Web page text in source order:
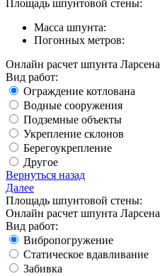
Площадь шпунтовой стены:
Масса шпунта:
Погонных метров:
Онлайн расчет шпунта Ларсена
Вид работ:
Ограждение котлована
Водные сооружения
Подземные объекты
Укрепление склонов
Берегоукрепление
Другое
Вернуться назад
Далее
Площадь шпунтовой стены:
Онлайн расчет шпунта Ларсена
Вид работ:
Вибропогружение
Статическое вдавливание
Забивка